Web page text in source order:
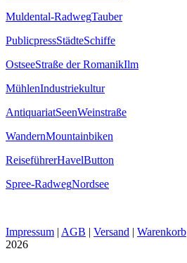
Muldental-RadwegTauber
PublicpressStädteSchiffe
OstseeStraße der RomanikIlm
MühlenIndustriekultur
AntiquariatSeenWeinstraße
WandernMountainbiken
ReiseführerHavelButton
Spree-RadwegNordsee
Impressum | AGB | Versand | Warenkorb
2026